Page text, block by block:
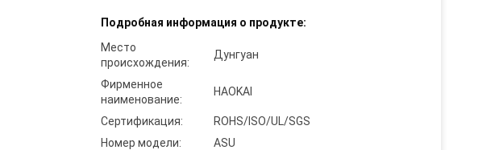
Подробная информация о продукте:
Место
происхождения:
Дунгуан
Фирменное
наименование:
HAOKAI
Сертификация:
ROHS/ISO/UL/SGS
Номер модели:
ASU